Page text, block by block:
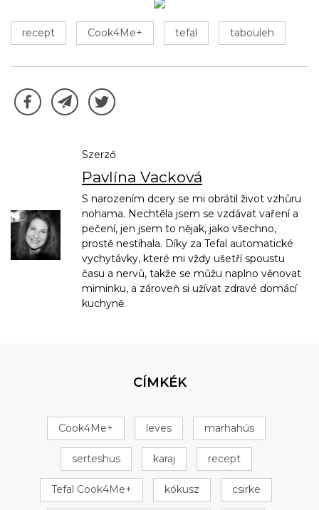
recept Cook4Me+ tefal tabouleh
Szerző
Pavlína Vacková
S narozením dcery se mi obrátil život vzhůru
nohama. Nechtěla jsem se vzdávat vaření a
pečení, jen jsem to nějak, jako všechno,
prostě nestíhala. Díky za Tefal automatické
vychytávky, které mi vždy ušetří spoustu
času a nervů, takže se můžu naplno věnovat
miminku, a zároveň si užívat zdravé domácí
kuchyně.
CÍMKÉK
Cook4Me+ leves marhahús
serteshus karaj recept
Tefal Cook4Me+ kókusz csirke